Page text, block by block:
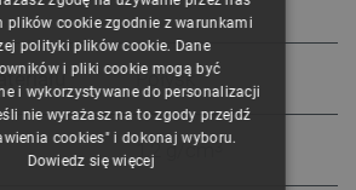
Połysk
1,2 g/cm3
ENGLISH
GERMAN
plików cookie zgodnie z warunkami
polityki plików cookie. Dane
i pliki cookie mogą być
i wykorzystywane do personalizacji
nie wyrażasz na to zgody przejdź
cookies" i dokonaj wyboru.
Dowiedz się więcej